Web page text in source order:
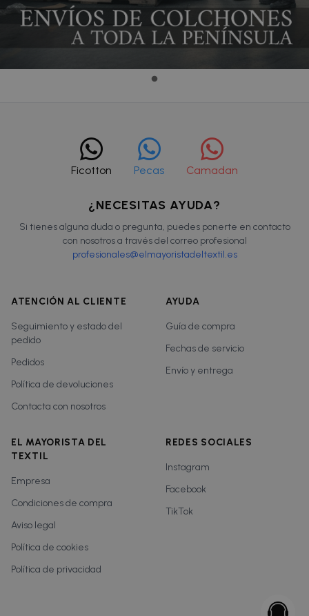
Ficotton Pecas Camadan
¿NECESITAS AYUDA?
Si tienes alguna duda o pregunta, puedes ponerte en contacto
con nosotros a través del correo profesional
profesionales@elmayoristadeltextil.es
ATENCIÓN AL CLIENTE
Seguimiento y estado del
pedido
Pedidos
Política de devoluciones
Contacta con nosotros
AYUDA
Guía de compra
Fechas de servicio
Envío y entrega
EL MAYORISTA DEL
TEXTIL
Empresa
Condiciones de compra
Aviso legal
Política de cookies
Política de privacidad
REDES SOCIALES
Instagram
Facebook
TikTok